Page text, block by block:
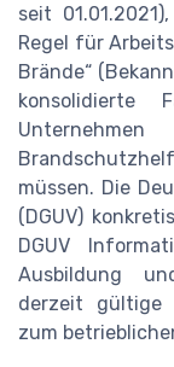
seit
Regel für
Brände“
konsolidierte
müssen. Die
(DGUV)
DGUV
Ausbildung
derzeit gültige
zum